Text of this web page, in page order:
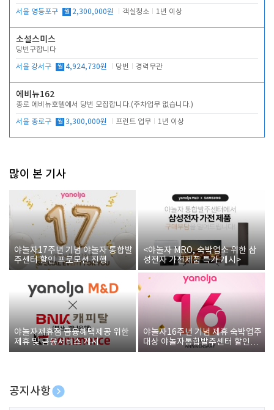
서울 영등포구 월 2,300,000원 객실청소 1년 이상
소설스미스
당번구합니다
서울 강서구 월 4,924,730원 당번 경력무관
에비뉴162
종로 에비뉴호텔에서 당번 모집합니다.(주차업무 없습니다.)
서울 종로구 월 3,300,000원 프런트 업무 1년 이상
많이 본 기사
야놀자17주년 기념 야놀자 통합발
주센터 할인 프로모션 진행
<야놀자 MRO, 숙박업소 위한 삼
성전자 가전제품 특가 개시>
야놀자제휴점 금융혜택제공 위한
제휴 및 금융서비스 게시
야놀자16주년 기념 제휴 숙박업주
대상 야놀자통합발주센터 할인쿠
폰 증정
공지사항
[호텔업] 개인정보 처리방침 개정본1 (19.09.02)